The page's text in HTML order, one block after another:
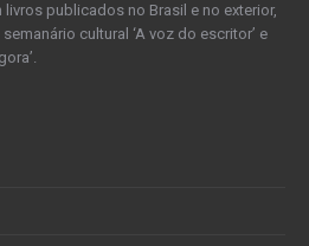
publicados no Brasil e no exterior,
cultural ‘A voz do escritor’ e